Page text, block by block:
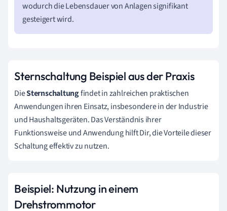
wodurch die Lebensdauer von Anlagen signifikant
gesteigert wird.
Sternschaltung Beispiel aus der Praxis
DieSternschaltungfindet in zahlreichen praktischen
Anwendungen ihren Einsatz, insbesondere in der Industrie
und Haushaltsgeräten. Das Verständnis ihrer
Funktionsweise und Anwendung hilft Dir, die Vorteile dieser
Schaltung effektiv zu nutzen.
Beispiel: Nutzung in einem
Drehstrommotor